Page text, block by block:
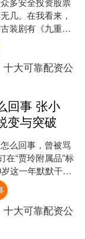
几。在我看来，
装剧有《九重
回时》等。每个
别钟情....
十大可靠配资公
回事 张小
变与突破
么回事，曾被骂
在“贾玲附属品”标
这一年默默干出
，全网都断定她
十大可靠配资公